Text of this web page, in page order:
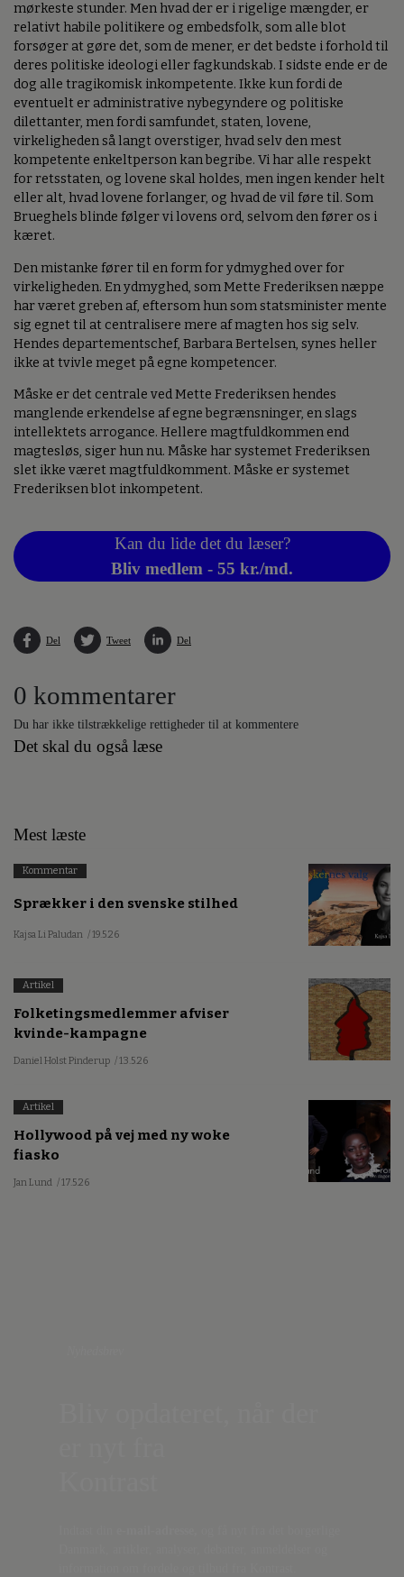
mørkeste stunder. Men hvad der er i rigelige mængder, er
relativt habile politikere og embedsfolk, som alle blot
forsøger at gøre det, som de mener, er det bedste i forhold til
deres politiske ideologi eller fagkundskab. I sidste ende er de
dog alle tragikomisk inkompetente. Ikke kun fordi de
eventuelt er administrative nybegyndere og politiske
dilettanter, men fordi samfundet, staten, lovene,
virkeligheden så langt overstiger, hvad selv den mest
kompetente enkeltperson kan begribe. Vi har alle respekt
for retsstaten, og lovene skal holdes, men ingen kender helt
eller alt, hvad lovene forlanger, og hvad de vil føre til. Som
Brueghels blinde følger vi lovens ord, selvom den fører os i
kæret.
Den mistanke fører til en form for ydmyghed over for
virkeligheden. En ydmyghed, som Mette Frederiksen næppe
har været greben af, eftersom hun som statsminister mente
sig egnet til at centralisere mere af magten hos sig selv.
Hendes departementschef, Barbara Bertelsen, synes heller
ikke at tvivle meget på egne kompetencer.
Måske er det centrale ved Mette Frederiksen hendes
manglende erkendelse af egne begrænsninger, en slags
intellektets arrogance. Hellere magtfuldkommen end
magtesløs, siger hun nu. Måske har systemet Frederiksen
slet ikke været magtfuldkomment. Måske er systemet
Frederiksen blot inkompetent.
Kan du lide det du læser?
Bliv medlem - 55 kr./md.
Del Tweet Del
0 kommentarer
Du har ikke tilstrækkelige rettigheder til at kommentere
Det skal du også læse
Mest læste
Kommentar
Sprækker i den svenske stilhed
Kajsa Li Paludan / 19.5.26
Artikel
Folketingsmedlemmer afviser
kvinde-kampagne
Daniel Holst Pinderup / 13.5.26
Artikel
Hollywood på vej med ny woke
fiasko
Jan Lund / 17.5.26